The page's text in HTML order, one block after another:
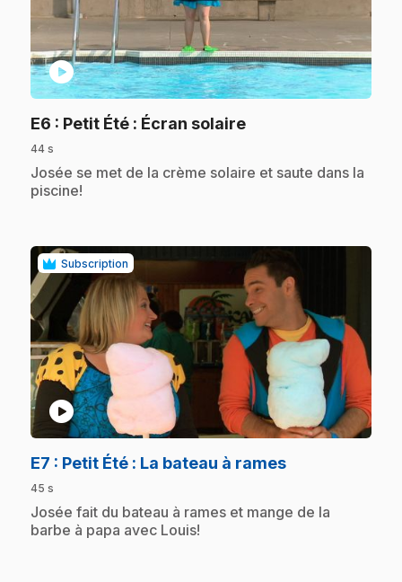
play_circle
E6 : Petit Été : Écran solaire.
44 s
.Josée se met de la crème solaire et saute dans la
piscine!
Subscription
play_circle
E7 : Petit Été : La bateau à rames.
45 s
.Josée fait du bateau à rames et mange de la
barbe à papa avec Louis!